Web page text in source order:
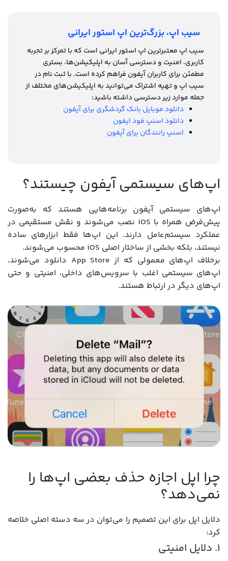
سیب اپ، بزرگ‌ترین اپ استور ایرانی
سیب اپ معتبرترین اپ استور ایرانی است که با تمرکز بر تجربه
کاربری، امنیت و دسترسی آسان به اپلیکیشن‌ها، بستری
مطمئن برای کاربران آیفون فراهم کرده است. با ثبت نام در
سیب اپ و تهیه اشتراک می‌توانید به اپلیکیشن‌های مختلف از
جمله موارد زیر دسترسی داشته باشید:
دانلود موبایل بانک گردشگری برای آیفون
دانلود اسنپ فود ایفون
اسنپ رانندگان برای آیفون
اپ‌های سیستمی آیفون چیستند؟
اپ‌های سیستمی آیفون برنامه‌هایی هستند که به‌صورت
پیش‌فرض همراه با iOS نصب می‌شوند و نقش مستقیمی در
عملکرد سیستم‌عامل دارند. این اپ‌ها فقط ابزارهای ساده
نیستند، بلکه بخشی از ساختار اصلی iOS محسوب می‌شوند.
برخلاف اپ‌های معمولی که از App Store دانلود می‌شوند،
اپ‌های سیستمی اغلب با سرویس‌های داخلی، امنیتی و حتی
اپ‌های دیگر در ارتباط هستند.
چرا اپل اجازه حذف بعضی اپ‌ها را
نمی‌دهد؟
دلایل اپل برای این تصمیم را می‌توان در سه دسته اصلی خلاصه
کرد:
۱. دلایل امنیتی